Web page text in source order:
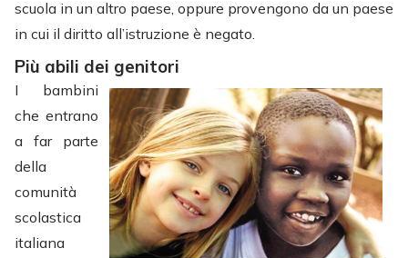
scuola in un altro paese, oppure provengono da un paese
in cui il diritto all’istruzione è negato.
Più abili dei genitori
I bambini
che entrano
a far parte
della
comunità
scolastica
italiana